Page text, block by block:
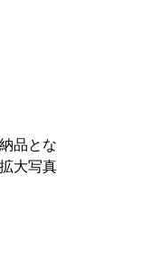
品とな
大写真